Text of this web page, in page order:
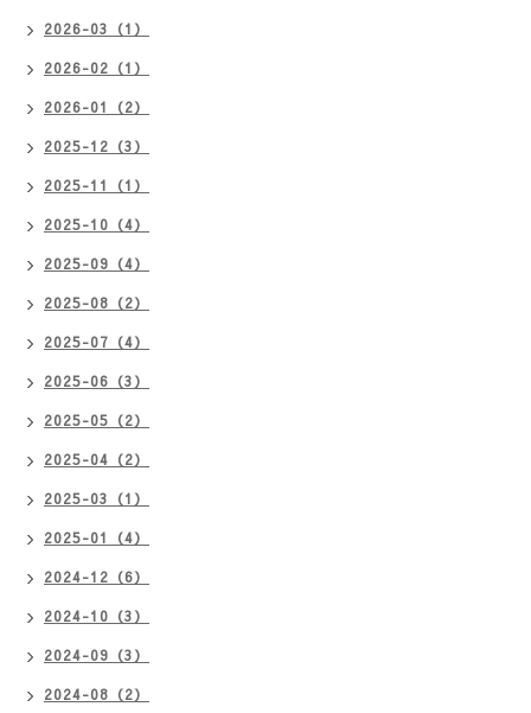
2026-03（1）
2026-02（1）
2026-01（2）
2025-12（3）
2025-11（1）
2025-10（4）
2025-09（4）
2025-08（2）
2025-07（4）
2025-06（3）
2025-05（2）
2025-04（2）
2025-03（1）
2025-01（4）
2024-12（6）
2024-10（3）
2024-09（3）
2024-08（2）